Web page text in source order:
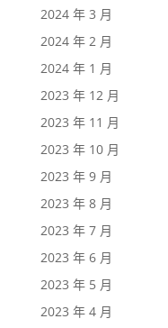
2024 年 3 月
2024 年 2 月
2024 年 1 月
2023 年 12 月
2023 年 11 月
2023 年 10 月
2023 年 9 月
2023 年 8 月
2023 年 7 月
2023 年 6 月
2023 年 5 月
2023 年 4 月